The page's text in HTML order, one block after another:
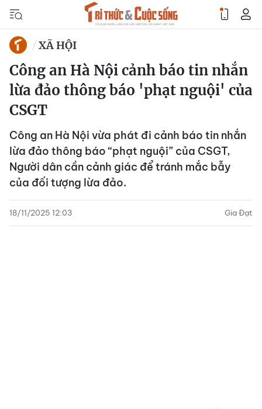
XÃ HỘI
Công an Hà Nội cảnh báo tin nhắn
lừa đảo thông báo 'phạt nguội' của
CSGT
Công an Hà Nội vừa phát đi cảnh báo tin nhắn
lừa đảo thông báo “phạt nguội” của CSGT,
Người dân cần cảnh giác để tránh mắc bẫy
của đối tượng lừa đảo.
18/11/2025 12:03 Gia Đạt